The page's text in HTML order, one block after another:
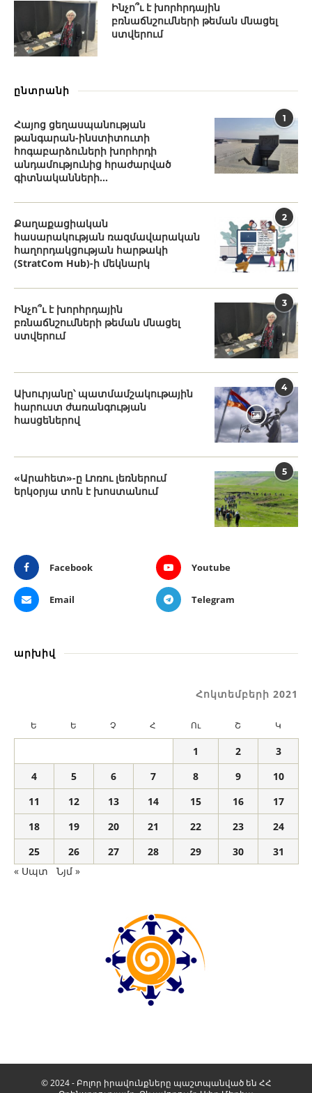
Ինչո՞ւ է խորհրդային
բռնաճնշումների թեման մնացել
ստվերում
ընտրանի
1
Հայոց ցեղասպանության
թանգարան-ինստիտուտի
հոգաբարձուների խորհրդի
անդամությունից հրաժարված
գիտնականների...
2
Քաղաքացիական
հասարակության ռազմավարական
հաղորդակցության հարթակի
(StratCom Hub)-ի մեկնարկ
3
Ինչո՞ւ է խորհրդային
բռնաճնշումների թեման մնացել
ստվերում
4
Ախուրյանը՝ պատմամշակութային
հարուստ ժառանգության
հասցեներով
5
«Արահետ»-ը Լոռու լեռներում
երկօրյա տոն է խոստանում
Facebook Youtube
Email Telegram
արխիվ
Հոկտեմբերի 2021
Ե Ե Չ Հ Ու Շ Կ
1 2
3
4
5 6 7 8 9
10
11
12 13 14 15 16
17
18
19 20 21 22 23
24
25
26 27 28 29 30
31
« Սպտ
Նյմ »
© 2024 - Բոլոր իրավունքները պաշտպանված են ՀՀ